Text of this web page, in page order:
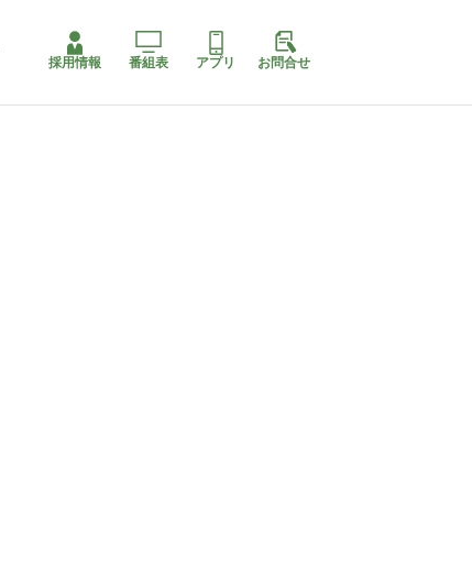
採用情報 番組表 アプリ お問合せ